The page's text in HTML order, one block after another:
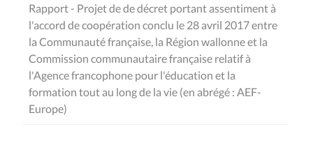
Rapport - Projet de de décret portant assentiment à
l'accord de coopération conclu le 28 avril 2017 entre
la Communauté française, la Région wallonne et la
Commission communautaire française relatif à
l'Agence francophone pour l'éducation et la
formation tout au long de la vie (en abrégé : AEF-
Europe)